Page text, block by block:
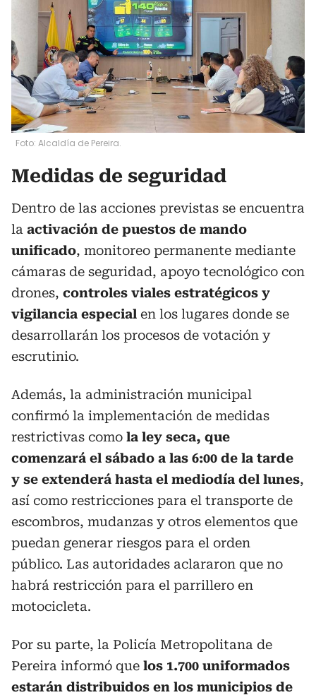
Foto: Alcaldía de Pereira.
Medidas de seguridad
Dentro de las acciones previstas se encuentra
la activación de puestos de mando
unificado, monitoreo permanente mediante
cámaras de seguridad, apoyo tecnológico con
drones, controles viales estratégicos y
vigilancia especial en los lugares donde se
desarrollarán los procesos de votación y
escrutinio.
Además, la administración municipal
confirmó la implementación de medidas
restrictivas como la ley seca, que
comenzará el sábado a las 6:00 de la tarde
y se extenderá hasta el mediodía del lunes,
así como restricciones para el transporte de
escombros, mudanzas y otros elementos que
puedan generar riesgos para el orden
público. Las autoridades aclararon que no
habrá restricción para el parrillero en
motocicleta.
Por su parte, la Policía Metropolitana de
Pereira informó que los 1.700 uniformados
estarán distribuidos en los municipios de